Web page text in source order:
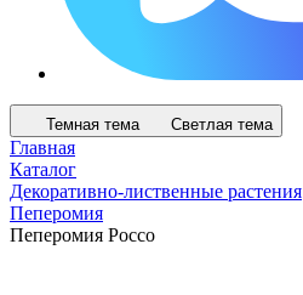
Темная тема Светлая тема
Главная
Каталог
Декоративно-лиственные растения
Пеперомия
Пеперомия Россо